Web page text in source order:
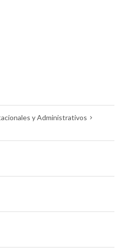
y Administrativos